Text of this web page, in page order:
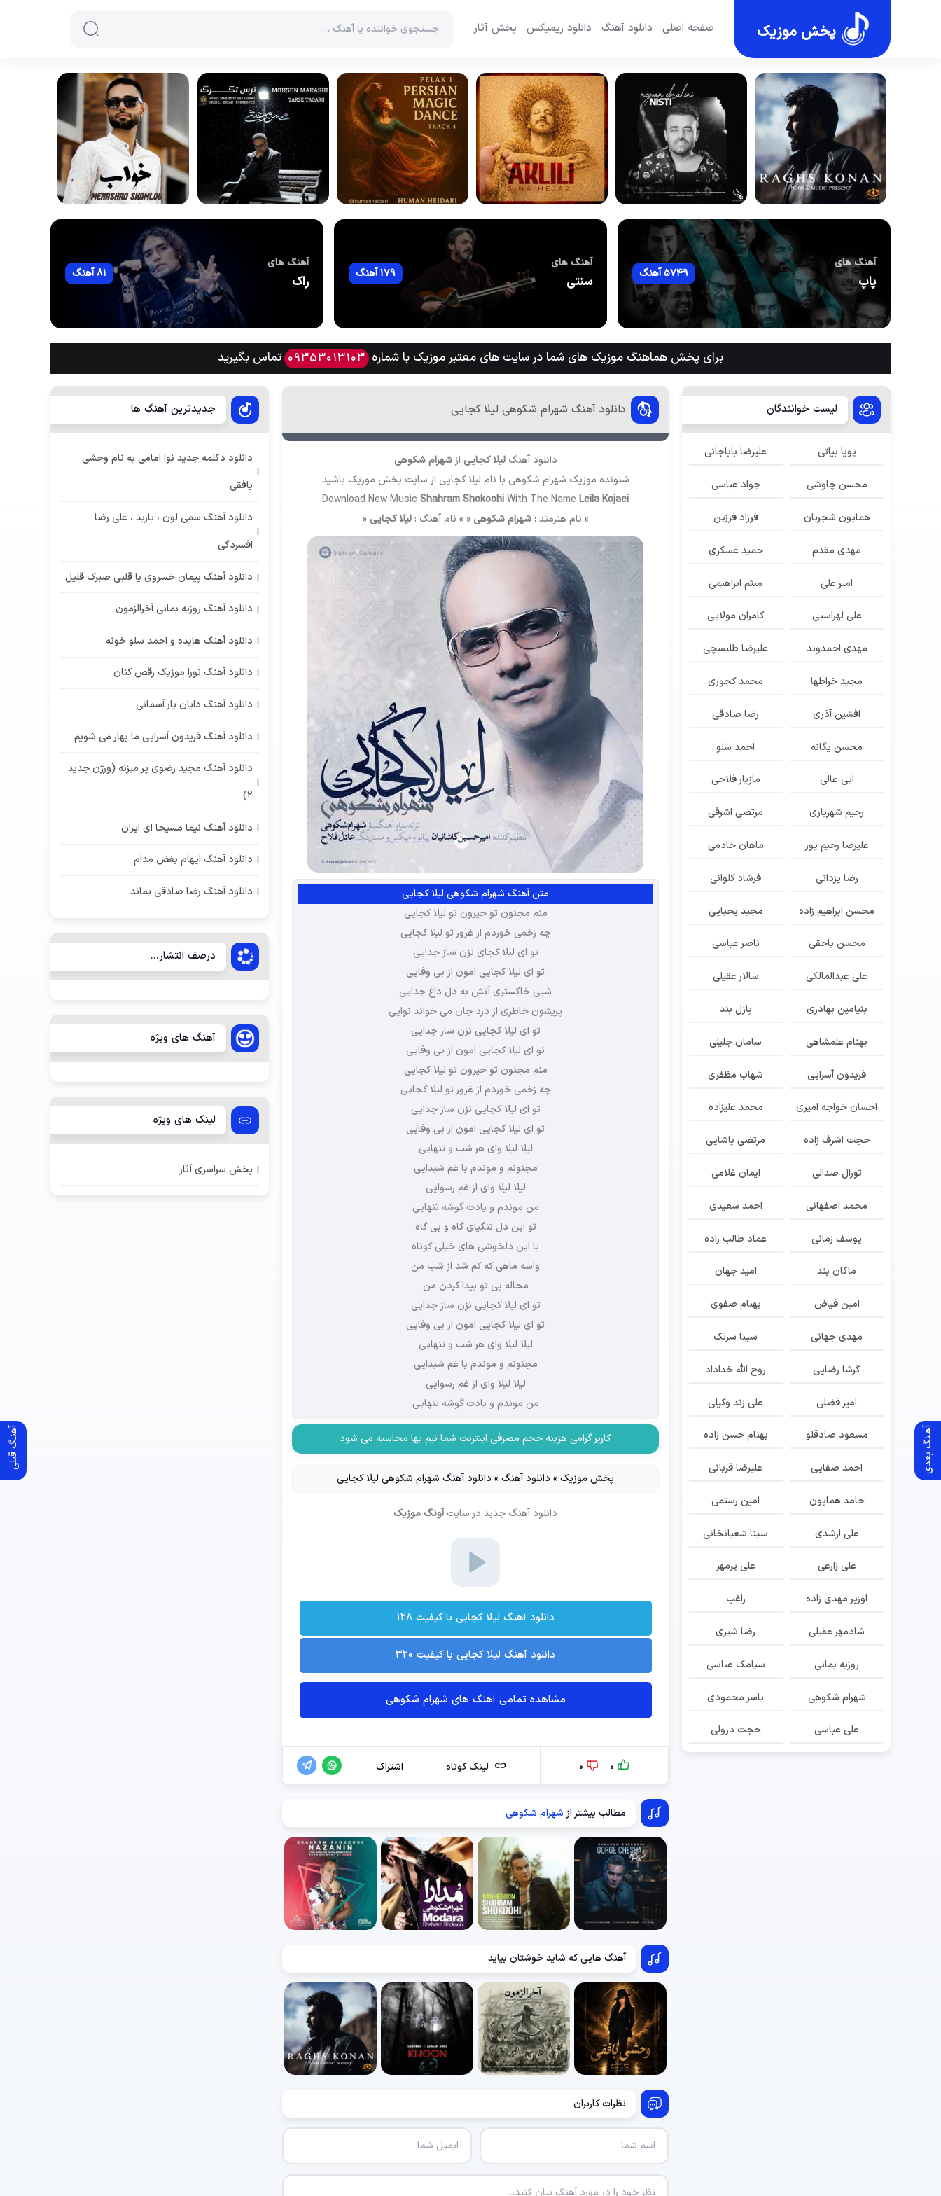
پخش موزیک صفحه اصلی دانلود آهنگ دانلود ریمیکس پخش آثار
آهنگ های
پاپ 5749 آهنگ
آهنگ های
سنتی 179 آهنگ
آهنگ های
راک 81 آهنگ
برای پخش هماهنگ موزیک های شما در سایت های معتبر موزیک با شماره 09353013103 تماس بگیرید
آهنـگ قبلی آهـنگ بعدی
دانلود آهنگ شهرام شکوهی لیلا کجایی
دانلود آهنگ لیلا کجایی ازشهرام شکوهی
شنونده موزیک شهرام شکوهی با نام لیلا کجایی از سایت پخش موزیک باشید
Download New MusicShahram ShokoohiWith The NameLeila Kojaei
» نام هنرمند :شهرام شکوهی « » نام آهنگ :لیلا کجایی «
متن آهنگ شهرام شکوهی لیلا کجایی
منم مجنون تو حیرون تو لیلا کجایی
چه زخمی خوردم از غرور تو لیلا کجایی
تو ای لیلا کجای نزن ساز جدایی
تو ای لیلا کجایی امون از بی وفایی
شبی خاکستری آتش به دل داغ جدایی
پریشون خاطری از درد جان می خواند نوایی
تو ای لیلا کجایی نزن ساز جدایی
تو ای لیلا کجایی امون از بی وفایی
منم مجنون تو حیرون تو لیلا کجایی
چه زخمی خوردم از غرور تو لیلا کجایی
تو ای لیلا کجایی نزن ساز جدایی
تو ای لیلا کجایی امون از بی وفایی
لیلا لیلا وای هر شب و تنهایی
مجنونم و موندم با غم شیدایی
لیلا لیلا وای از غم رسوایی
من موندم و یادت گوشه تنهایی
تو این دل تنگیای گاه و بی گاه
با این دلخوشی های خیلی کوتاه
واسه ماهی که کم شد از شب من
محاله بی تو پیدا کردن من
تو ای لیلا کجایی نزن ساز جدایی
تو ای لیلا کجایی امون از بی وفایی
لیلا لیلا وای هر شب و تنهایی
مجنونم و موندم با غم شیدایی
لیلا لیلا وای از غم رسوایی
من موندم و یادت گوشه تنهایی
کاربر گرامی هزینه حجم مصرفی اینترنت شما نیم بها محاسبه می شود
پخش موزیک» دانلود آهنگ» دانلود آهنگ شهرام شکوهی لیلا کجایی
دانلود آهنگ جدیددر سایت آونگ موزیک
دانلود آهنگ لیلا کجایی با کیفیت ۱۲۸
دانلود آهنگ لیلا کجایی با کیفیت ۳۲۰
مشاهده تمامی آهنگ های شهرام شکوهی
0
0 لینک کوتاه اشتراک
مطالب بیشتر از شهرام شکوهی
آهنگ هایی که شاید خوشتان بیاید
نظرات کاربران
لیست خوانندگان
پویا بیاتی علیرضا باباجانی
محسن چاوشی جواد عباسی
همایون شجریان فرزاد فرزین
مهدی مقدم حمید عسکری
امیر علی میثم ابراهیمی
علی لهراسبی کامران مولایی
مهدی احمدوند علیرضا طلیسچی
مجید خراطها محمد کجوری
افشین آذری رضا صادقی
محسن یگانه احمد سلو
ابی عالی مازیار فلاحی
رحیم شهریاری مرتضی اشرفی
علیرضا رحیم پور ماهان خادمی
رضا یزدانی فرشاد کلوانی
محسن ابراهیم زاده مجید یحیایی
محسن یاحقی ناصر عباسی
علی عبدالمالکی سالار عقیلی
بنیامین بهادری پازل بند
بهنام علمشاهی سامان جلیلی
فریدون آسرایی شهاب مظفری
احسان خواجه امیری محمد علیزاده
حجت اشرف زاده مرتضی پاشایی
تورال صدالی ایمان غلامی
محمد اصفهانی احمد سعیدی
یوسف زمانی عماد طالب زاده
ماکان بند امید جهان
امین فیاض بهنام صفوی
مهدی جهانی سینا سرلک
گرشا رضایی روح الله خداداد
امیر فضلی علی زند وکیلی
مسعود صادقلو بهنام حسن زاده
احمد صفایی علیرضا قربانی
حامد همایون امین رستمی
علی ارشدی سینا شعبانخانی
علی زارعی علی پرمهر
اوزیر مهدی زاده راغب
شادمهر عقیلی رضا شیری
روزبه بمانی سیامک عباسی
شهرام شکوهی یاسر محمودی
علی عباسی حجت درولی
جدیدترین آهنگ ها
دانلود دکلمه جدید نوا امامی به نام وحشی
بافقی
دانلود آهنگ سمی لون ، باربد ، علی رضا
افسردگی
دانلود آهنگ پیمان خسروی یا قلبی صبرک قلیل
دانلود آهنگ روزبه بمانی آخرالزمون
دانلود آهنگ هایده و احمد سلو خونه
دانلود آهنگ نورا موزیک رقص کنان
دانلود آهنگ دایان یار آسمانی
دانلود آهنگ فریدون آسرایی ما بهار می شویم
دانلود آهنگ مجید رضوی پر میزنه (ورژن جدید
2)
دانلود آهنگ نیما مسیحا ای ایران
دانلود آهنگ ایهام بغض مدام
دانلود آهنگ رضا صادقی بماند
درصف انتشار...
آهنگ های ویژه
لینک های ویژه
پخش سراسری آثار